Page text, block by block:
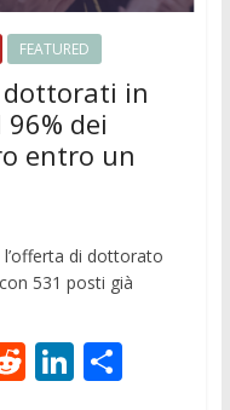
FEATURED
dottorati in
dei
entro un
l’offerta di dottorato
531 posti già
R Li C